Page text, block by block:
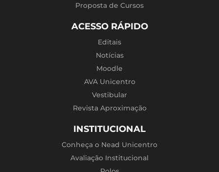
Proposta de Cursos
ACESSO RÁPIDO
Editais
Notícias
Moodle
AVA Unicentro
Vestibular
Revista Aproximação
INSTITUCIONAL
Conheça o Nead Unicentro
Avaliação Institucional